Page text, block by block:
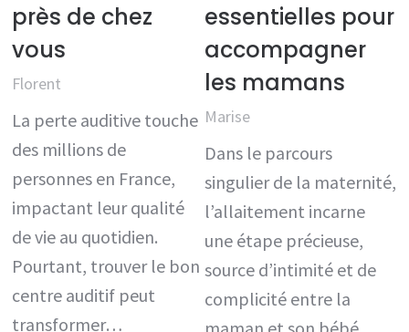
près de chez
vous
Florent
La perte auditive touche
des millions de
personnes en France,
impactant leur qualité
de vie au quotidien.
Pourtant, trouver le bon
centre auditif peut
transformer…
essentielles pour
accompagner
les mamans
Marise
Dans le parcours
singulier de la maternité,
l’allaitement incarne
une étape précieuse,
source d’intimité et de
complicité entre la